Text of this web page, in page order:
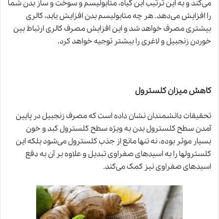
می‌کند و به این ترتیب این گیاه، متابولیسم و سوخت و ساز بدن شما
را افزایش می‌دهد. هر چه متابولیسم بدن افزایش یابد، کالری
بیشتری مصرف خواهد شد و این افزایش مصرف کالری ارتباط بین
خوردن زنجبیل و لاغری را بیشتر توجیه خواهد کرد.
کاهش میزان کلسترول
تحقیقات دانشمندان نشان داده است که مصرف زنجبیل در پایین
آمدن سطح کلسترول بدن به ویژه سطح کلسترول کبد و خون
بسیار موثر بوده، نه تنها مانع از جذب کلسترول می‌شود بلکه این
کلسترولها را به اسیدهای صفراوی تبدیل و علاوه بر آن به دفع
اسیدهای صفراوی نیز کمک می‌کند.